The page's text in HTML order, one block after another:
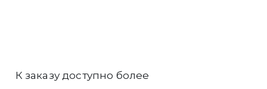
К заказу доступно более